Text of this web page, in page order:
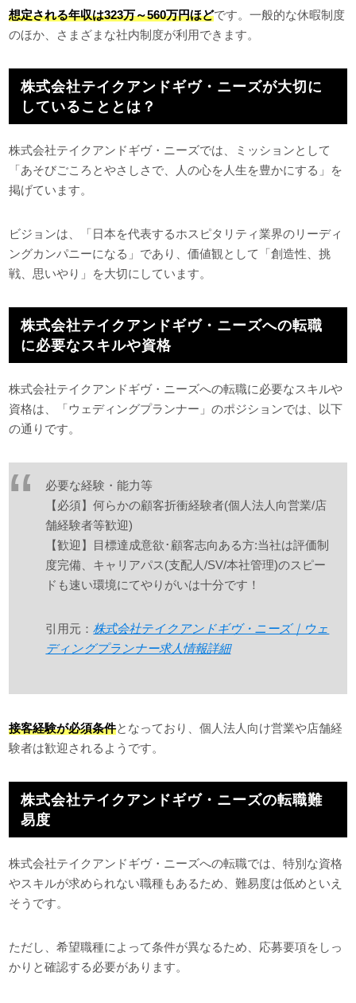
想定される年収は323万～560万円ほどです。一般的な休暇制度
のほか、さまざまな社内制度が利用できます。
株式会社テイクアンドギヴ・ニーズが大切に
していることとは？
株式会社テイクアンドギヴ・ニーズでは、ミッションとして
「あそびごころとやさしさで、人の心を人生を豊かにする」を
掲げています。
ビジョンは、「日本を代表するホスピタリティ業界のリーディ
ングカンパニーになる」であり、価値観として「創造性、挑
戦、思いやり」を大切にしています。
株式会社テイクアンドギヴ・ニーズへの転職
に必要なスキルや資格
株式会社テイクアンドギヴ・ニーズへの転職に必要なスキルや
資格は、「ウェディングプランナー」のポジションでは、以下
の通りです。
必要な経験・能力等
【必須】何らかの顧客折衝経験者(個人法人向営業/店
舗経験者等歓迎)
【歓迎】目標達成意欲･顧客志向ある方:当社は評価制
度完備、キャリアパス(支配人/SV/本社管理)のスピー
ドも速い環境にてやりがいは十分です！
引用元：株式会社テイクアンドギヴ・ニーズ｜ウェ
ディングプランナー求人情報詳細
接客経験が必須条件となっており、個人法人向け営業や店舗経
験者は歓迎されるようです。
株式会社テイクアンドギヴ・ニーズの転職難
易度
株式会社テイクアンドギヴ・ニーズへの転職では、特別な資格
やスキルが求められない職種もあるため、難易度は低めといえ
そうです。
ただし、希望職種によって条件が異なるため、応募要項をしっ
かりと確認する必要があります。